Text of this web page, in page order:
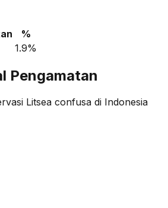
%
1.9%
Pengamatan
Litsea confusa di Indonesia